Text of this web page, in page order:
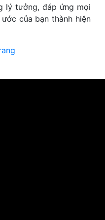
lý tưởng, đáp ứng mọi
của bạn thành hiện